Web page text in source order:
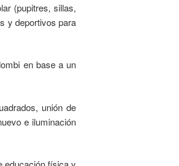
(pupitres, sillas,
y deportivos para
en base a un
unión de
e iluminación